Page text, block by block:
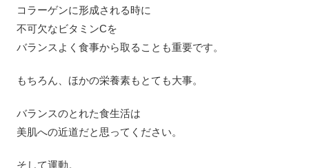
コラーゲンに形成される時に
不可欠なビタミンCを
バランスよく食事から取ることも重要です。
もちろん、ほかの栄養素もとても大事。
バランスのとれた食生活は
美肌への近道だと思ってください。
そして運動。